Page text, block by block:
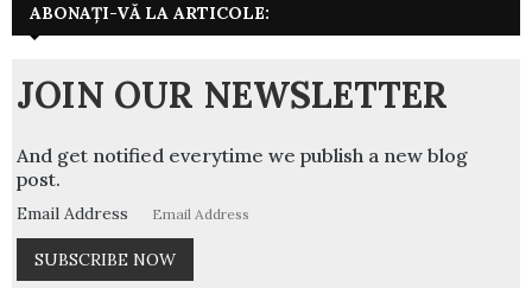
ABONAȚI-VĂ LA ARTICOLE:
JOIN OUR NEWSLETTER
And get notified everytime we publish a new blog
post.
Email Address